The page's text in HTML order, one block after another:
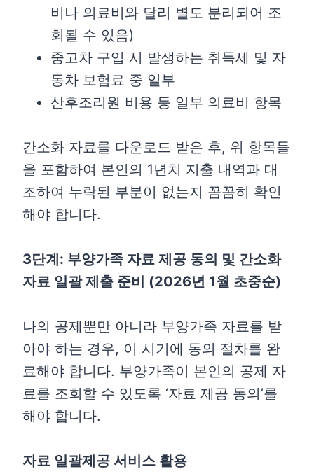
비나 의료비와 달리 별도 분리되어 조
회될 수 있음)
중고차 구입 시 발생하는 취득세 및 자
동차 보험료 중 일부
산후조리원 비용 등 일부 의료비 항목
간소화 자료를 다운로드 받은 후, 위 항목들
을 포함하여 본인의 1년치 지출 내역과 대
조하여 누락된 부분이 없는지 꼼꼼히 확인
해야 합니다.
3단계: 부양가족 자료 제공 동의 및 간소화
자료 일괄 제출 준비 (2026년 1월 초중순)
나의 공제뿐만 아니라 부양가족 자료를 받
아야 하는 경우, 이 시기에 동의 절차를 완
료해야 합니다. 부양가족이 본인의 공제 자
료를 조회할 수 있도록 ‘자료 제공 동의’를
해야 합니다.
자료 일괄제공 서비스 활용